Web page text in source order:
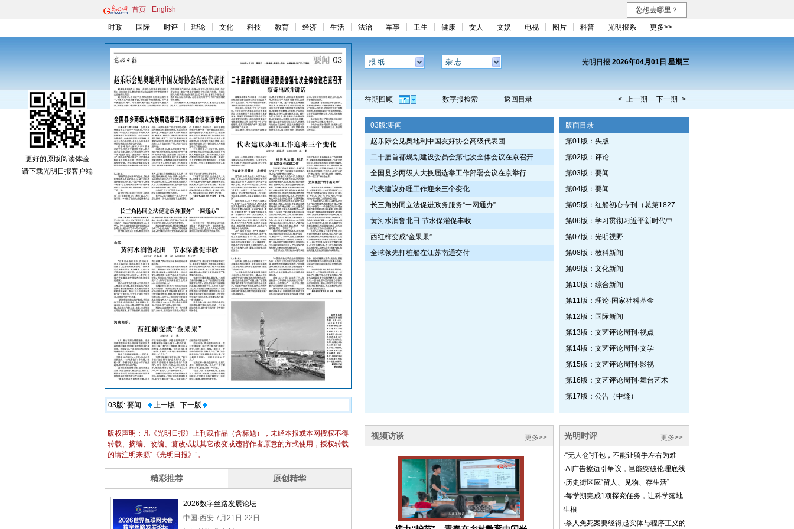
首页 English 您想去哪里？
时政 国际 时评 理论 文化 科技 教育 经济 生活 法治 军事 卫生 健康 女人 文娱 电视 图片 科普 光明报系 更多>>
03版: 要闻 上一版 下一版
报 纸 杂 志 光明日报 2026年04月01日 星期三
往期回顾 数字报检索 返回目录 < 上一期 下一期 >
03版:要闻
赵乐际会见奥地利中国友好协会高级代表团
二十届首都规划建设委员会第七次全体会议在京召开
全国县乡两级人大换届选举工作部署会议在京举行
代表建议办理工作迎来三个变化
长三角协同立法促进政务服务“一网通办”
黄河水润鲁北田 节水保灌促丰收
西红柿变成“金果果”
全球领先打桩船在江苏南通交付
版面目录
第01版：头版
第02版：评论
第03版：要闻
第04版：要闻
第05版：红船初心专刊（总第1827期）
第06版：学习贯彻习近平新时代中国特色社会主义思想专刊
第07版：光明视野
第08版：教科新闻
第09版：文化新闻
第10版：综合新闻
第11版：理论·国家社科基金
第12版：国际新闻
第13版：文艺评论周刊·视点
第14版：文艺评论周刊·文学
第15版：文艺评论周刊·影视
第16版：文艺评论周刊·舞台艺术
第17版：公告（中缝）
更好的原版阅读体验
请下载光明日报客户端